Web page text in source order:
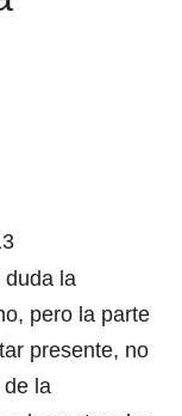
duda la
pero la parte
presente, no
de la